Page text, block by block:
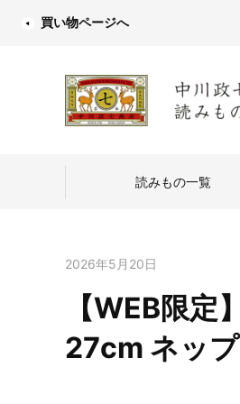
買い物ページへ
読みもの一覧
2026年5月20日
【WEB限
27cm ネッ